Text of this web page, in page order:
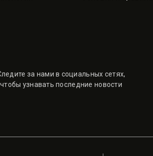
за нами в социальных сетях,
чтобы узнавать последние новости